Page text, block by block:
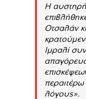
Η
Οτσαλάν
Ιμραλί
περαιτέρω
λόγους».